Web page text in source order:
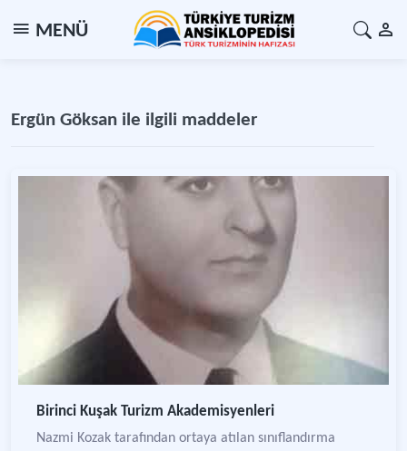
MENÜ
Ergün Göksan ile ilgili maddeler
Birinci Kuşak Turizm Akademisyenleri
Nazmi Kozak tarafından ortaya atılan sınıflandırma